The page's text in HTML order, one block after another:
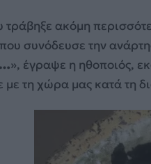
τράβηξε ακόμη
συνόδευσε την
», έγραψε η ηθοποιός,
με τη χώρα μας κατά τη